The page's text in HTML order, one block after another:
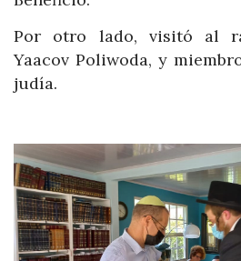
Por otro lado, visitó al
Yaacov Poliwoda, y
judía.